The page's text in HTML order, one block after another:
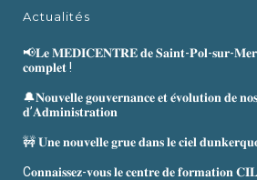
Actualités
📢𝐋𝐞 𝐌𝐄𝐃𝐈𝐂𝐄𝐍𝐓𝐑𝐄 𝐝𝐞 𝐒𝐚𝐢𝐧𝐭-𝐏𝐨𝐥-𝐬𝐮𝐫-𝐌𝐞𝐫
𝐜𝐨𝐦𝐩𝐥𝐞𝐭 !
🔔𝐍𝐨𝐮𝐯𝐞𝐥𝐥𝐞 𝐠𝐨𝐮𝐯𝐞𝐫𝐧𝐚𝐧𝐜𝐞 𝐞𝐭 𝐞́𝐯𝐨𝐥𝐮𝐭𝐢𝐨𝐧 𝐝𝐞
𝐝’𝐀𝐝𝐦𝐢𝐧𝐢𝐬𝐭𝐫𝐚𝐭𝐢𝐨𝐧
🚧 𝐔𝐧𝐞 𝐧𝐨𝐮𝐯𝐞𝐥𝐥𝐞 𝐠𝐫𝐮𝐞 𝐝𝐚𝐧𝐬 𝐥𝐞 𝐜𝐢𝐞𝐥
C𝐨𝐧𝐧𝐚𝐢𝐬𝐬𝐞𝐳-𝐯𝐨𝐮𝐬 𝐥𝐞 𝐜𝐞𝐧𝐭𝐫𝐞 𝐝𝐞 𝐟𝐨𝐫𝐦𝐚𝐭𝐢𝐨𝐧